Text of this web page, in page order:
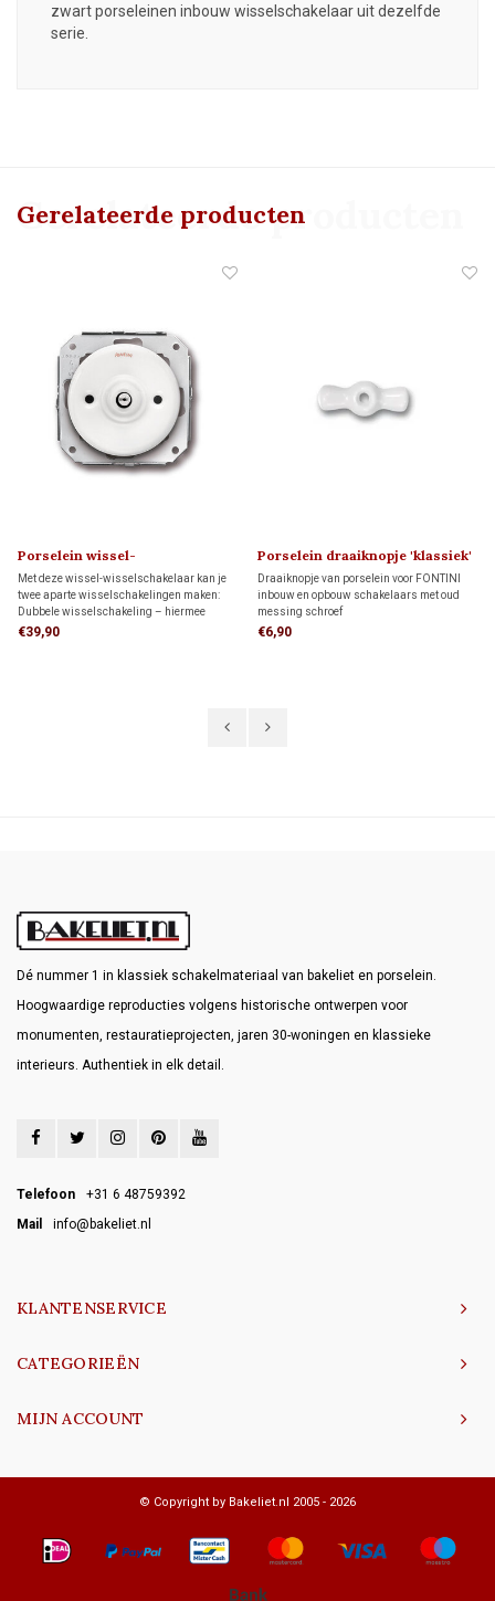
zwart porseleinen inbouw wisselschakelaar uit dezelfde
serie.
Gerelateerde producten
Gerelateerde producten
Porselein wissel-
wisselschakelaar 1910
Met deze wissel-wisselschakelaar kan je
twee aparte wisselschakelingen maken:
Dubbele wisselschakeling – hiermee
bedien je twee lampen onafhankelijk van
€39,90
Porselein draaiknopje 'klassiek'
1910
Draaiknopje van porselein voor FONTINI
inbouw en opbouw schakelaars met oud
messing schroef
€6,90
Dé nummer 1 in klassiek schakelmateriaal van bakeliet en porselein.
Hoogwaardige reproducties volgens historische ontwerpen voor
monumenten, restauratieprojecten, jaren 30-woningen en klassieke
interieurs. Authentiek in elk detail.
Telefoon
+31 6 48759392
Mail
info@bakeliet.nl
KLANTENSERVICE
CATEGORIEËN
MIJN ACCOUNT
© Copyright by Bakeliet.nl 2005 - 2026